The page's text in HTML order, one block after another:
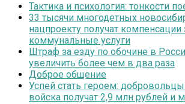
Тактика и психология: тонкости
33 тысячи многодетных
нацпроекту получат
коммунальные услуги
Штраф за езду по обочине в
увеличить более чем в два раза
Доброе общение
Успей стать героем:
войска получат 2,9 млн рублей и